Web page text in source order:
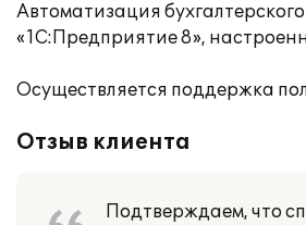
Автоматизация
«1С:Предприятие 8»,
Осуществляется поддержка
Отзыв клиента
Подтверждаем, что